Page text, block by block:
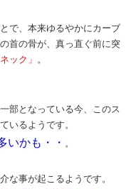
で、本来ゆるやかにカーブ
首の骨が、真っ直ぐ前に突
ック」 。
部となっている今、このス
いるようです。
いかも・・ 。
な事が起こるようです。